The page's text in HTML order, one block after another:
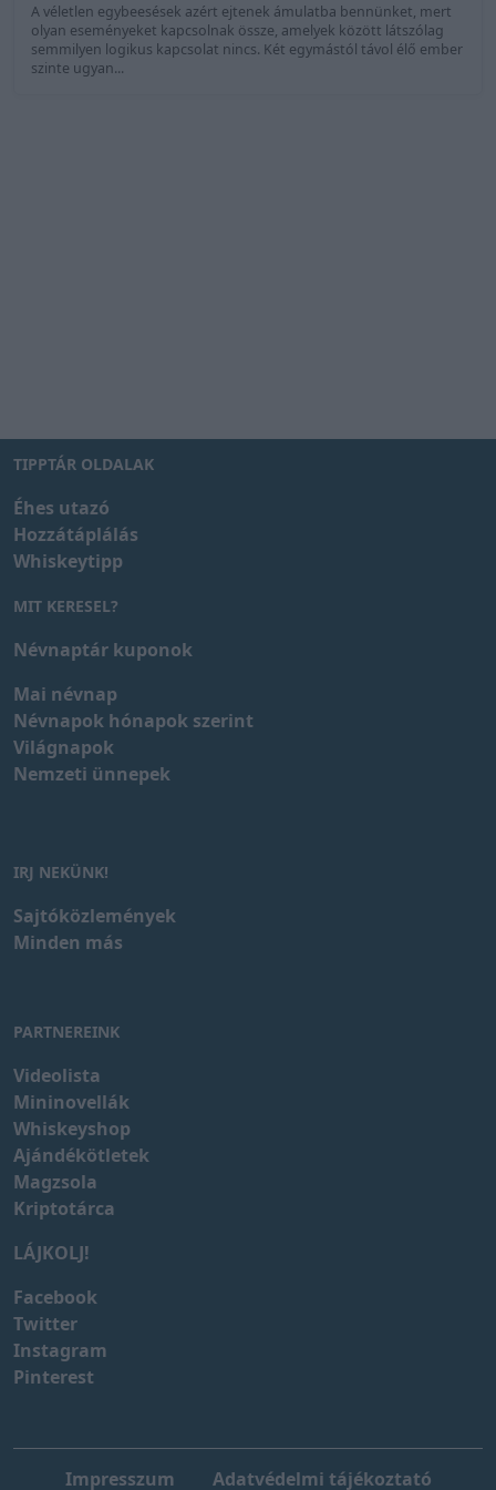
A véletlen egybeesések azért ejtenek ámulatba bennünket, mert
olyan eseményeket kapcsolnak össze, amelyek között látszólag
semmilyen logikus kapcsolat nincs. Két egymástól távol élő ember
szinte ugyan...
TIPPTÁR OLDALAK
Éhes utazó
Hozzátáplálás
Whiskeytipp
MIT KERESEL?
Névnaptár kuponok
Mai névnap
Névnapok hónapok szerint
Világnapok
Nemzeti ünnepek
IRJ NEKÜNK!
Sajtóközlemények
Minden más
PARTNEREINK
Videolista
Mininovellák
Whiskeyshop
Ajándékötletek
Magzsola
Kriptotárca
LÁJKOLJ!
Facebook
Twitter
Instagram
Pinterest
Impresszum Adatvédelmi tájékoztató